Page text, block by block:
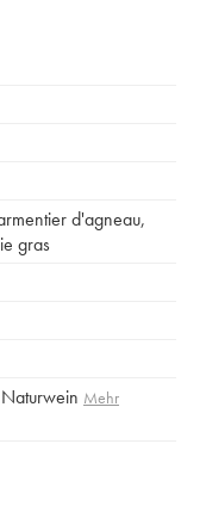
d'agneau,
gras
Mehr